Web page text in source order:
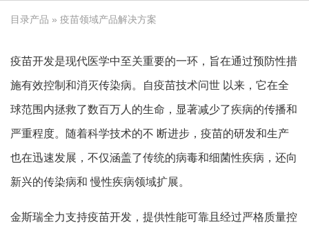
目录产品 » 疫苗领域产品解决方案
疫苗开发是现代医学中至关重要的一环，旨在通过预防性措
施有效控制和消灭传染病。自疫苗技术问世 以来，它在全
球范围内拯救了数百万人的生命，显著减少了疾病的传播和
严重程度。随着科学技术的不 断进步，疫苗的研发和生产
也在迅速发展，不仅涵盖了传统的病毒和细菌性疾病，还向
新兴的传染病和 慢性疾病领域扩展。
金斯瑞全力支持疫苗开发，提供性能可靠且经过严格质量控